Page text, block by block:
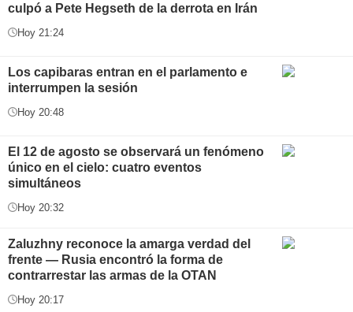
culpó a Pete Hegseth de la derrota en Irán
Hoy 21:24
Los capibaras entran en el parlamento e
interrumpen la sesión
Hoy 20:48
El 12 de agosto se observará un fenómeno
único en el cielo: cuatro eventos
simultáneos
Hoy 20:32
Zaluzhny reconoce la amarga verdad del
frente — Rusia encontró la forma de
contrarrestar las armas de la OTAN
Hoy 20:17